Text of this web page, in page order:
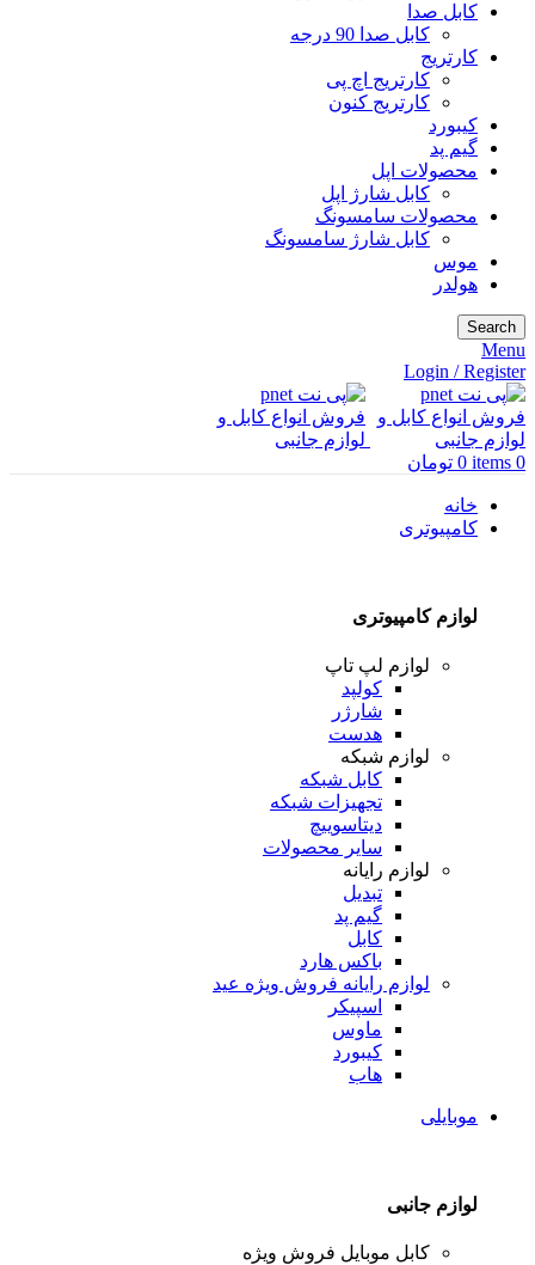
کابل صدا
کابل صدا 90 درجه
کارتریج
کارتریج اچ پی
کارتریج کنون
کیبورد
گیم پد
محصولات اپل
کابل شارژ اپل
محصولات سامسونگ
کابل شارژ سامسونگ
موس
هولدر
Search
Menu
Login / Register
0
items
0 تومان
خانه
کامپیوتری
لوازم کامپیوتری
لوازم لپ تاپ
کولپد
شارژر
هدست
لوازم شبکه
کابل شبکه
تجهیزات شبکه
دیتاسوییچ
سایر محصولات
لوازم رایانه
تبدیل
گیم پد
کابل
باکس هارد
لوازم رایانه فروش ویژه عید
اسپیکر
ماوس
کیبورد
هاب
موبایلی
لوازم جانبی
کابل موبایل فروش ویژه